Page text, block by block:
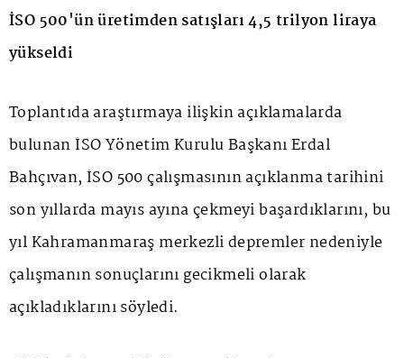
İSO 500'ün üretimden satışları 4,5 trilyon liraya
yükseldi
Toplantıda araştırmaya ilişkin açıklamalarda
bulunan İSO Yönetim Kurulu Başkanı Erdal
Bahçıvan, İSO 500 çalışmasının açıklanma tarihini
son yıllarda mayıs ayına çekmeyi başardıklarını, bu
yıl Kahramanmaraş merkezli depremler nedeniyle
çalışmanın sonuçlarını gecikmeli olarak
açıkladıklarını söyledi.